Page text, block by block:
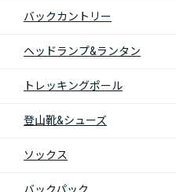
バックカントリー
ヘッドランプ&ランタン
トレッキングポール
登山靴&シューズ
ソックス